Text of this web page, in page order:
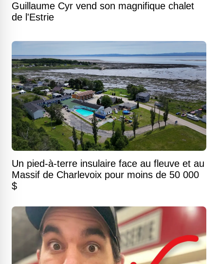
Guillaume Cyr vend son magnifique chalet
de l'Estrie
Un pied-à-terre insulaire face au fleuve et au
Massif de Charlevoix pour moins de 50 000
$